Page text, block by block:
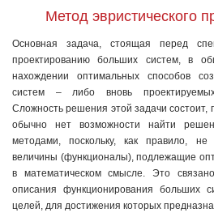
Метод эвристического
Основная задача, стоящая перед
проектированию больших систем, в
нахождении оптимальных способов
систем – либо вновь
Сложность решения этой задачи состоит,
обычно нет возможности найти
методами, поскольку, как правило, не
величины (функционалы), подлежащие
в математическом смысле. Это
описания функционирования больших
целей, для достижения которых